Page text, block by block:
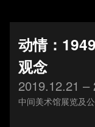
动情：
观念
2019.12.21 –
中间美术馆展览及